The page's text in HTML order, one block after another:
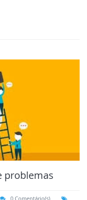
problemas
0 Comentário(s)